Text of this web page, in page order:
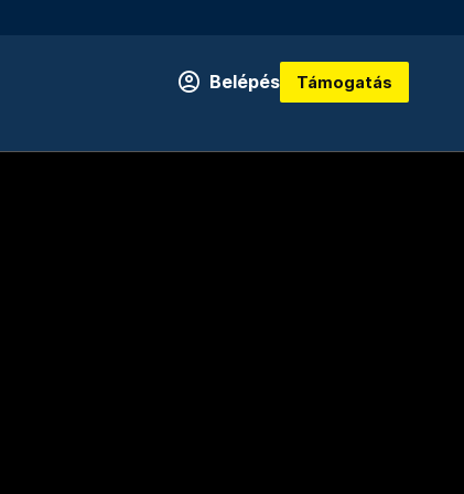
Belépés Támogatás